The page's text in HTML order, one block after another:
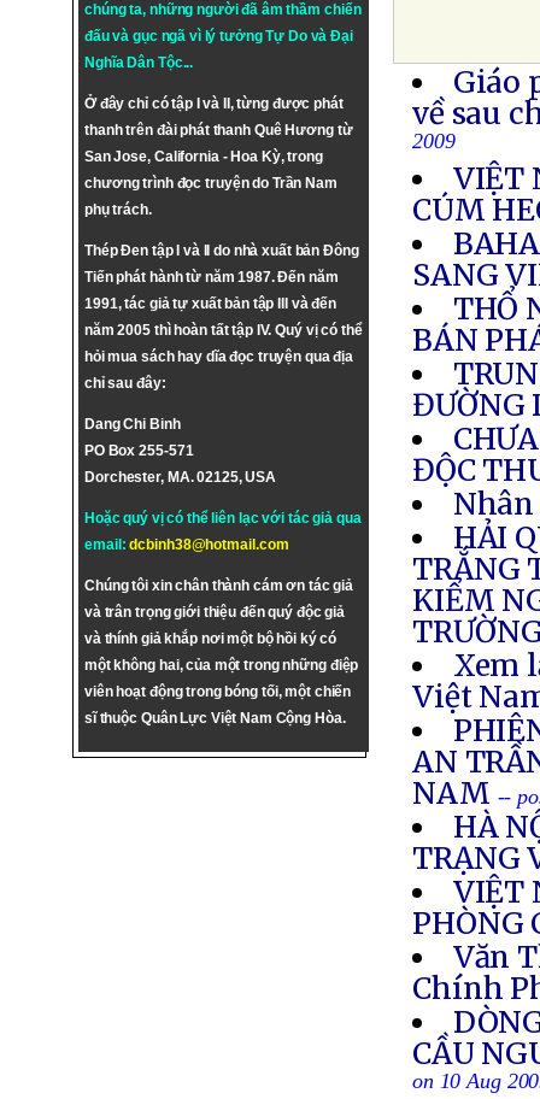
chúng ta, những người đã âm thầm chiến
đấu và gục ngã vì lý tưởngTự DovàĐại
Nghĩa Dân Tộc...
Ở đây chỉ có tập I và II, từng được phát
thanh trên đài phát thanh Quê Hương từ
San Jose, California - Hoa Kỳ, trong
chương trình đọc truyện do Trần Nam
phụ trách.
Thép Đen tập I và II do nhà xuất bản Đông
Tiến phát hành từ năm 1987. Đến năm
1991, tác giả tự xuất bản tập III và đến
năm 2005 thì hoàn tất tập IV. Quý vị có thể
hỏi mua sách hay dĩa đọc truyện qua địa
chỉ sau đây:
Dang Chi Binh
PO Box 255-571
Dorchester, MA. 02125, USA
Hoặc quý vị có thể liên lạc với tác giả qua
email:dcbinh38@hotmail.com
Chúng tôi xin chân thành cám ơn tác giả
và trân trọng giới thiệu đến quý độc giả
và thính giả khắp nơi một bộ hồi ký có
một không hai, của một trong những điệp
viên hoạt động trong bóng tối, một chiến
sĩ thuộc Quân Lực Việt Nam Cộng Hòa.
Giáo
về sau
2009
VIỆT
CÚM
SANG
THỔ
BÁN
ĐƯỜNG
ĐỘC
Nhân
HẢI
TRẮNG
KIỂM
Xem
Việt
AN
NAM --
HÀ
TRẠNG
VIỆT
PHÒNG
Văn
Chính
CẦU
on 10 Aug